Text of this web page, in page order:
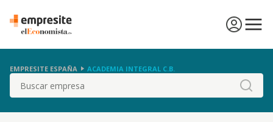
EMPRESITE ESPAÑA ACADEMIA INTEGRAL C.B.
Buscar